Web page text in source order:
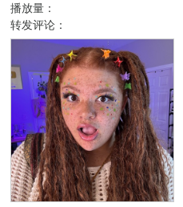
播放量：
转发评论：